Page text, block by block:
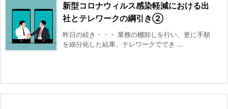
新型コロナウィルス感染軽減における出
社とテレワークの綱引き②
昨日の続き・・・ 業務の棚卸しを行い、更に手順
を細分化した結果、テレワークででき ...